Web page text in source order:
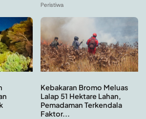
Peristiwa
Kebakaran Bromo Meluas
Lalap 51 Hektare Lahan,
Pemadaman Terkendala
Faktor...